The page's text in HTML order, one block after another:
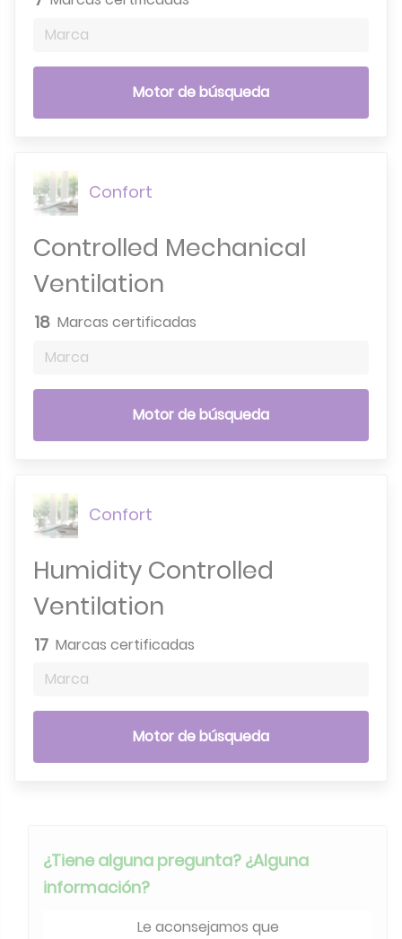
Marca
Motor de búsqueda
Confort
Controlled Mechanical
Ventilation
18 Marcas certificadas
Marca
Motor de búsqueda
Confort
Humidity Controlled
Ventilation
17 Marcas certificadas
Marca
Motor de búsqueda
¿Tiene alguna pregunta? ¿Alguna
información?
Le aconsejamos que